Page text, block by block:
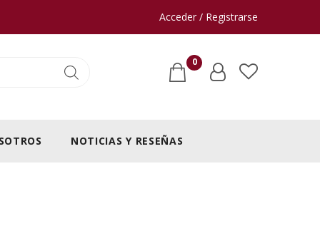
Acceder / Registrarse
0
NOTICIAS Y RESEÑAS